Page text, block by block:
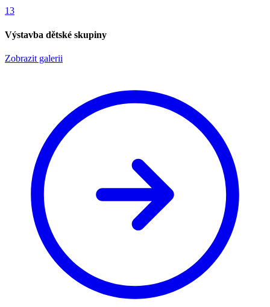
13
Výstavba dětské skupiny
Zobrazit galerii